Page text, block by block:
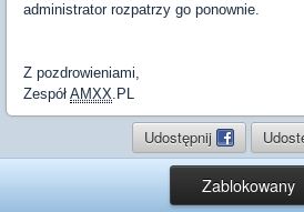
administrator rozpatrzy go ponownie.
Z pozdrowieniami,
Zespół AMXX.PL
Udostępnij
Zablokowany